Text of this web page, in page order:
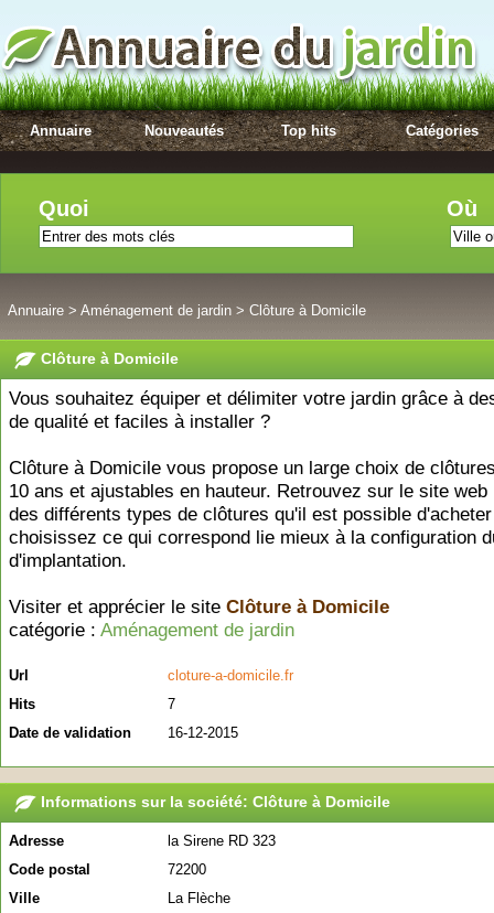
Annuaire Nouveautés Top hits Catégories
Quoi Où
Annuaire > Aménagement de jardin > Clôture à Domicile
Clôture à Domicile
Vous souhaitez équiper et délimiter votre jardin grâce à
de qualité et faciles à installer ?
Clôture à Domicile vous propose un large choix de
10 ans et ajustables en hauteur. Retrouvez sur le site web
des différents types de clôtures qu'il est possible
choisissez ce qui correspond lie mieux à la configuration
d'implantation.
Visiter et apprécier le site Clôture à Domicile
catégorie : Aménagement de jardin
Url
cloture-a-domicile.fr
Hits
7
Date de validation
16-12-2015
Informations sur la société: Clôture à Domicile
Adresse
la Sirene RD 323
Code postal
72200
Ville
La Flèche